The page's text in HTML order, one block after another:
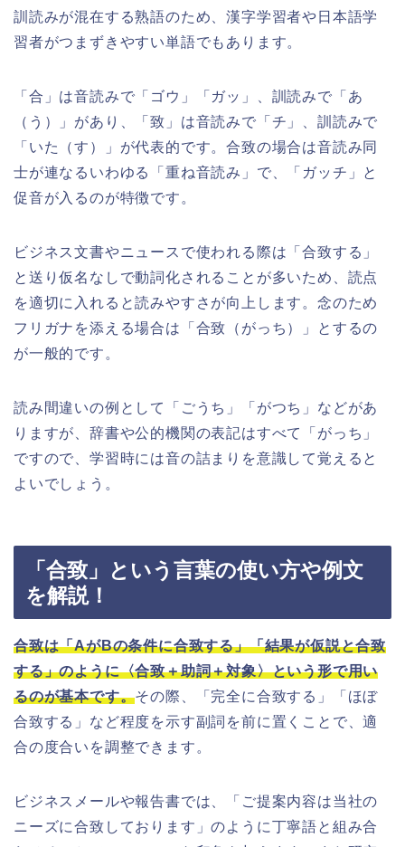
訓読みが混在する熟語のため、漢字学習者や日本語学
習者がつまずきやすい単語でもあります。
「合」は音読みで「ゴウ」「ガッ」、訓読みで「あ
（う）」があり、「致」は音読みで「チ」、訓読みで
「いた（す）」が代表的です。合致の場合は音読み同
士が連なるいわゆる「重ね音読み」で、「ガッチ」と
促音が入るのが特徴です。
ビジネス文書やニュースで使われる際は「合致する」
と送り仮名なしで動詞化されることが多いため、読点
を適切に入れると読みやすさが向上します。念のため
フリガナを添える場合は「合致（がっち）」とするの
が一般的です。
読み間違いの例として「ごうち」「がつち」などがあ
りますが、辞書や公的機関の表記はすべて「がっち」
ですので、学習時には音の詰まりを意識して覚えると
よいでしょう。
「合致」という言葉の使い方や例文
を解説！
合致は「AがBの条件に合致する」「結果が仮説と合致
する」のように〈合致＋助詞＋対象〉という形で用い
るのが基本です。その際、「完全に合致する」「ほぼ
合致する」など程度を示す副詞を前に置くことで、適
合の度合いを調整できます。
ビジネスメールや報告書では、「ご提案内容は当社の
ニーズに合致しております」のように丁寧語と組み合